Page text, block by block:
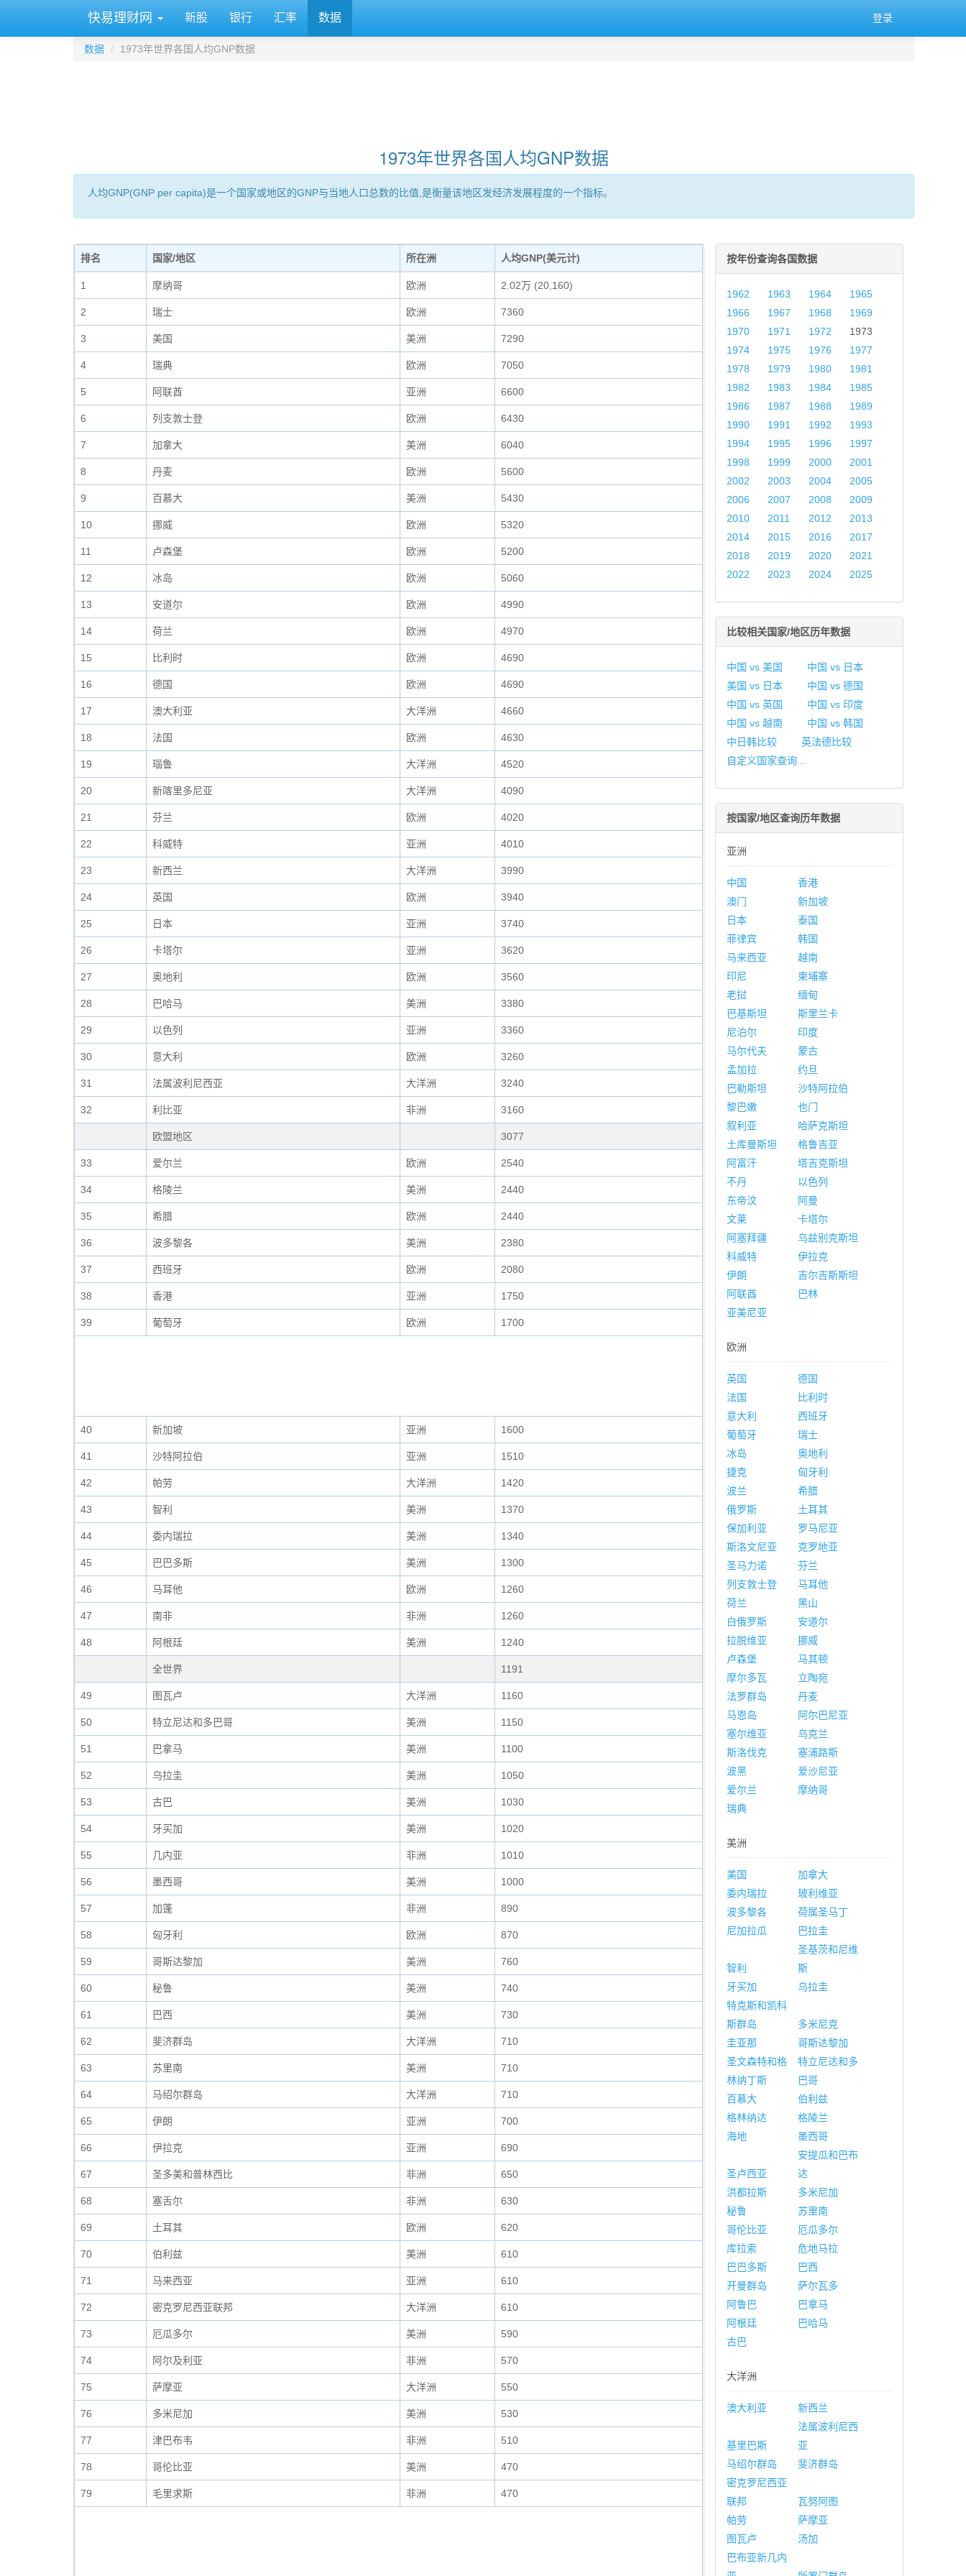
快易理财网 新股 银行 汇率 数据 登录
数据 1973年世界各国人均GNP数据
1973年世界各国人均GNP数据
人均GNP(GNP per capita)是一个国家或地区的GNP与当地人口总数的比值,是衡量该地区发经济发展程度的一个指标。
排名 国家/地区 所在洲 人均GNP(美元计)
1 摩纳哥 欧洲 2.02万 (20,160)
2 瑞士 欧洲 7360
3 美国 美洲 7290
4 瑞典 欧洲 7050
5 阿联酋 亚洲 6600
6 列支敦士登 欧洲 6430
7 加拿大 美洲 6040
8 丹麦 欧洲 5600
9 百慕大 美洲 5430
10 挪威 欧洲 5320
11 卢森堡 欧洲 5200
12 冰岛 欧洲 5060
13 安道尔 欧洲 4990
14 荷兰 欧洲 4970
15 比利时 欧洲 4690
16 德国 欧洲 4690
17 澳大利亚 大洋洲 4660
18 法国 欧洲 4630
19 瑙鲁 大洋洲 4520
20 新喀里多尼亚 大洋洲 4090
21 芬兰 欧洲 4020
22 科威特 亚洲 4010
23 新西兰 大洋洲 3990
24 英国 欧洲 3940
25 日本 亚洲 3740
26 卡塔尔 亚洲 3620
27 奥地利 欧洲 3560
28 巴哈马 美洲 3380
29 以色列 亚洲 3360
30 意大利 欧洲 3260
31 法属波利尼西亚 大洋洲 3240
32 利比亚 非洲 3160
欧盟地区 3077
33 爱尔兰 欧洲 2540
34 格陵兰 美洲 2440
35 希腊 欧洲 2440
36 波多黎各 美洲 2380
37 西班牙 欧洲 2080
38 香港 亚洲 1750
39 葡萄牙 欧洲 1700
40 新加坡 亚洲 1600
41 沙特阿拉伯 亚洲 1510
42 帕劳 大洋洲 1420
43 智利 美洲 1370
44 委内瑞拉 美洲 1340
45 巴巴多斯 美洲 1300
46 马耳他 欧洲 1260
47 南非 非洲 1260
48 阿根廷 美洲 1240
全世界 1191
49 图瓦卢 大洋洲 1160
50 特立尼达和多巴哥 美洲 1150
51 巴拿马 美洲 1100
52 乌拉圭 美洲 1050
53 古巴 美洲 1030
54 牙买加 美洲 1020
55 几内亚 非洲 1010
56 墨西哥 美洲 1000
57 加蓬 非洲 890
58 匈牙利 欧洲 870
59 哥斯达黎加 美洲 760
60 秘鲁 美洲 740
61 巴西 美洲 730
62 斐济群岛 大洋洲 710
63 苏里南 美洲 710
64 马绍尔群岛 大洋洲 710
65 伊朗 亚洲 700
66 伊拉克 亚洲 690
67 圣多美和普林西比 非洲 650
68 塞舌尔 非洲 630
69 土耳其 欧洲 620
70 伯利兹 美洲 610
71 马来西亚 亚洲 610
72 密克罗尼西亚联邦 大洋洲 610
73 厄瓜多尔 美洲 590
74 阿尔及利亚 非洲 570
75 萨摩亚 大洋洲 550
76 多米尼加 美洲 530
77 津巴布韦 非洲 510
78 哥伦比亚 美洲 470
79 毛里求斯 非洲 470
按年份查询各国数据
1962 1963 1964
1965
1966
1967 1968
1969
1970
1971 1972
1973
1974
1975 1976
1977
1978
1979 1980
1981
1982
1983 1984
1985
1986
1987 1988
1989
1990
1991 1992
1993
1994
1995 1996
1997
1998
1999 2000
2001
2002
2003 2004
2005
2006
2007 2008
2009
2010
2011 2012
2013
2014
2015 2016
2017
2018
2019 2020
2021
2022
2023 2024 2025
比较相关国家/地区历年数据
中国 vs 美国
中国 vs 日本
美国 vs 日本
中国 vs 德国
中国 vs 英国
中国 vs 印度
中国 vs 越南
中国 vs 韩国
中日韩比较
英法德比较
自定义国家查询...
按国家/地区查询历年数据
亚洲
中国
香港
澳门
新加坡
日本
泰国
菲律宾
韩国
马来西亚
越南
印尼
柬埔寨
老挝
缅甸
巴基斯坦
斯里兰卡
尼泊尔
印度
马尔代夫
蒙古
孟加拉
约旦
巴勒斯坦
沙特阿拉伯
黎巴嫩
也门
叙利亚
哈萨克斯坦
土库曼斯坦
格鲁吉亚
阿富汗
塔吉克斯坦
不丹
以色列
东帝汶
阿曼
文莱
卡塔尔
阿塞拜疆
乌兹别克斯坦
科威特
伊拉克
伊朗
吉尔吉斯斯坦
阿联酋
巴林
亚美尼亚
欧洲
英国
德国
法国
比利时
意大利
西班牙
葡萄牙
瑞士
冰岛
奥地利
捷克
匈牙利
波兰
希腊
俄罗斯
土耳其
保加利亚
罗马尼亚
斯洛文尼亚
克罗地亚
圣马力诺
芬兰
列支敦士登
马耳他
荷兰
黑山
白俄罗斯
安道尔
拉脱维亚
挪威
卢森堡
马其顿
摩尔多瓦
立陶宛
法罗群岛
丹麦
马恩岛
阿尔巴尼亚
塞尔维亚
乌克兰
斯洛伐克
塞浦路斯
波黑
爱沙尼亚
爱尔兰
摩纳哥
瑞典
美洲
美国
加拿大
委内瑞拉
玻利维亚
波多黎各
荷属圣马丁
尼加拉瓜
巴拉圭
智利
圣基茨和尼维
斯
牙买加
乌拉圭
特克斯和凯科
斯群岛
多米尼克
圭亚那
哥斯达黎加
圣文森特和格
林纳丁斯
特立尼达和多
巴哥
百慕大
伯利兹
格林纳达
格陵兰
海地
墨西哥
圣卢西亚
安提瓜和巴布
达
洪都拉斯
多米尼加
秘鲁
苏里南
哥伦比亚
厄瓜多尔
库拉索
危地马拉
巴巴多斯
巴西
开曼群岛
萨尔瓦多
阿鲁巴
巴拿马
阿根廷
巴哈马
古巴
大洋洲
澳大利亚 新西兰
基里巴斯
法属波利尼西
亚
马绍尔群岛
斐济群岛
密克罗尼西亚
联邦
瓦努阿图
帕劳
萨摩亚
图瓦卢
汤加
巴布亚新几内